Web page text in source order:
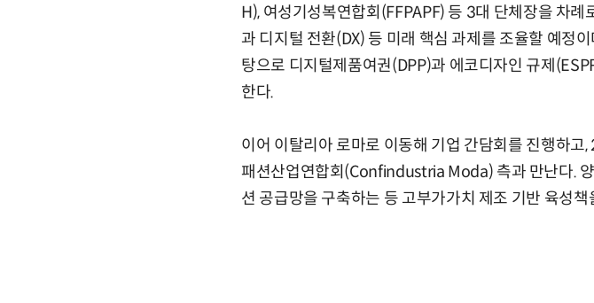
H), 여성기성복연합회(FFPAPF) 등 3대 단체장을 차
과 디지털 전환(DX) 등 미래 핵심 과제를 조율할 예정
탕으로 디지털제품여권(DPP)과 에코디자인 규제
한다.
이어 이탈리아 로마로 이동해 기업 간담회를 진행하
패션산업연합회(Confindustria Moda) 측과 만난다.
션 공급망을 구축하는 등 고부가가치 제조 기반 육성책